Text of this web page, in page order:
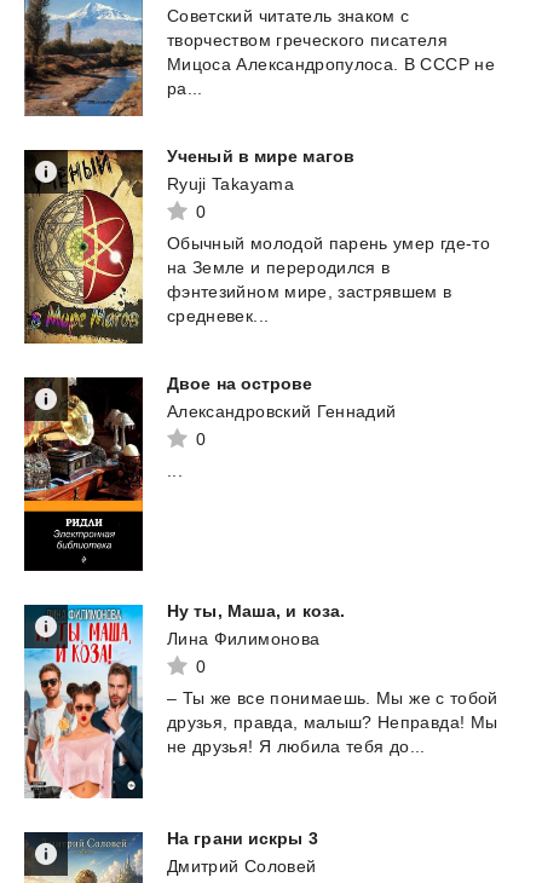
Советский читатель знаком с
творчеством греческого писателя
Мицоса Александропулоса. В СССР не
ра...
Ученый в мире магов
Ryuji Takayama
0
Обычный молодой парень умер где-то
на Земле и переродился в
фэнтезийном мире, застрявшем в
средневек...
Двое на острове
Александровский Геннадий
0
...
Ну ты, Маша, и коза.
Лина Филимонова
0
– Ты же все понимаешь. Мы же с тобой
друзья, правда, малыш? Неправда! Мы
не друзья! Я любила тебя до...
На грани искры 3
Дмитрий Соловей